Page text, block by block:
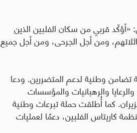
«أؤكّد قربي من سكان الفلبين الذين
ومن أجل الجرحى، ومن أجل جميع
تضامن وطنية لدعم المتضررين. ودعا
والرهبانيات والمؤسسات
إلى الصلاة من أجل الضحايا خلال قداديس الأحد 14 حزيران. كما أُطلقت حملة تبرعات وطنية
كاريتاس الفلبين، دعمًا لعمليات